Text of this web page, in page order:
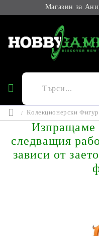
Магазин за
Колекционерски
Изпращаме
следващия
зависи от